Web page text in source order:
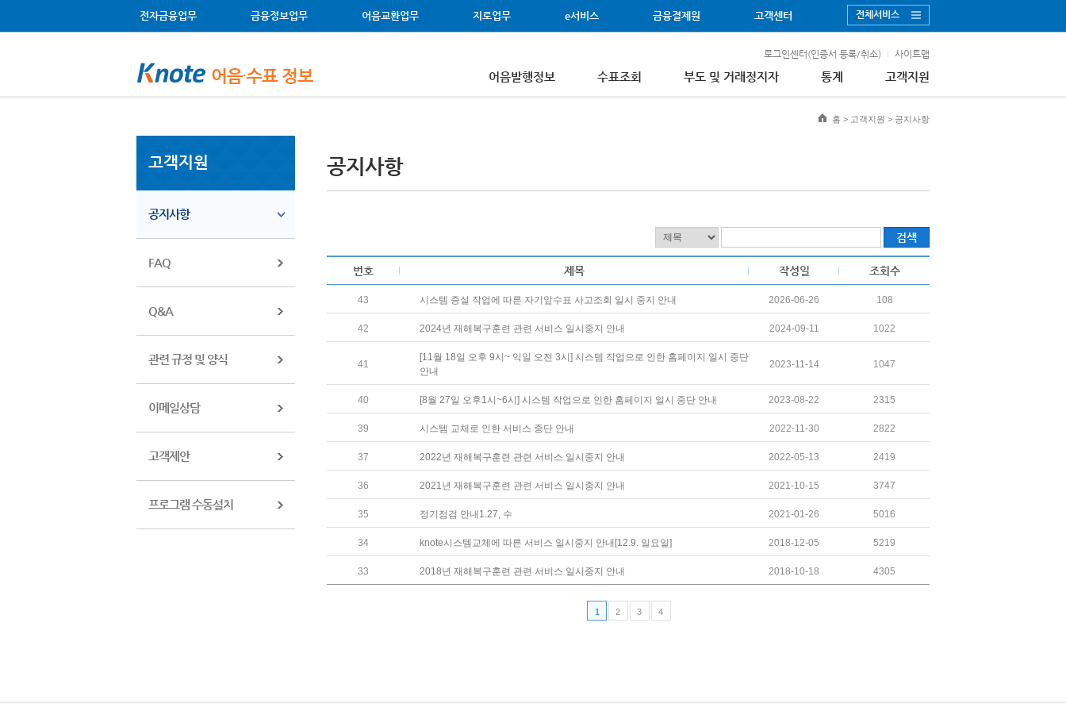
전자금융업무 금융정보업무 어음교환업무 지로업무 e서비스 금융결제원 고객센터 전체서비스
로그인센터(인증서 등록/취소) 사이트맵
어음발행정보 수표조회 부도 및 거래정지자 통계 고객지원
고객지원
공지사항
FAQ
Q&A
관련 규정 및 양식
이메일상담
고객제안
프로그램 수동설치
홈 > 고객지원 > 공지사항
공지사항
검색
번호 제목 작성일 조회수
43 시스템 증설 작업에 따른 자기앞수표 사고조회 일시 중지 안내 2026-06-26 108
42 2024년 재해복구훈련 관련 서비스 일시중지 안내 2024-09-11 1022
41
[11월 18일 오후 9시~ 익일 오전 3시] 시스템 작업으로 인한 홈페이지 일시 중단
안내
2023-11-14 1047
40 [8월 27일 오후1시~6시] 시스템 작업으로 인한 홈페이지 일시 중단 안내 2023-08-22 2315
39 시스템 교체로 인한 서비스 중단 안내 2022-11-30 2822
37 2022년 재해복구훈련 관련 서비스 일시중지 안내 2022-05-13 2419
36 2021년 재해복구훈련 관련 서비스 일시중지 안내 2021-10-15 3747
35 정기점검 안내1.27, 수 2021-01-26 5016
34 knote시스템교체에 따른 서비스 일시중지 안내[12.9. 일요일] 2018-12-05 5219
33 2018년 재해복구훈련 관련 서비스 일시중지 안내 2018-10-18 4305
1 2 3 4